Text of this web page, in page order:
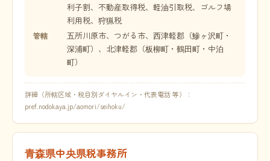
利子割、不動産取得税、軽油引取税、ゴルフ場
利用税、狩猟税
管轄
五所川原市、つがる市、西津軽郡（鰺ヶ沢町・
深浦町）、北津軽郡（板柳町・鶴田町・中泊
町）
詳細（所轄区域・税目別ダイヤルイン・代表電話 等）：
pref.nodokaya.jp/aomori/seihoku/
青森県中央県税事務所